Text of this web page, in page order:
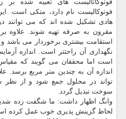
فوتوکاتالیست های تعبیه شده
فوتوکالیست نام دارد، متکی است.
هادی تشکیل شده اند که می توانند
مقرون به صرفه تهیه شوند. علاوه بر
استقامت بیشتری برخوردار می باشد
است اما محققان می گویند که مقیاس
اندازه آن به چندین متر مربع برسد.
تواند در محلول جمع شود و از نظر
سوخت تبدیل گردد.
وانگ اظهار داشت: ما شگفت زده
لحاظ گزینش پذیری خوب عمل کرده